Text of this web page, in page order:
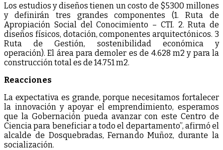
Los estudios y diseños tienen un costo de $5300 millones
y definirán tres grandes componentes (1. Ruta de
Apropiación Social del Conocimiento – CTI. 2. Ruta de
diseños físicos, dotación, componentes arquitectónicos. 3
Ruta de Gestión, sostenibilidad económica y
operación). El área para demoler es de 4.628 m2 y para la
construcción total es de 14.751 m2.
Reacciones
La expectativa es grande, porque necesitamos fortalecer
la innovación y apoyar el emprendimiento, esperamos
que la Gobernación pueda avanzar con este Centro de
Ciencia para beneficiar a todo el departamento”, afirmó el
alcalde de Dosquebradas, Fernando Muñoz, durante la
socialización.